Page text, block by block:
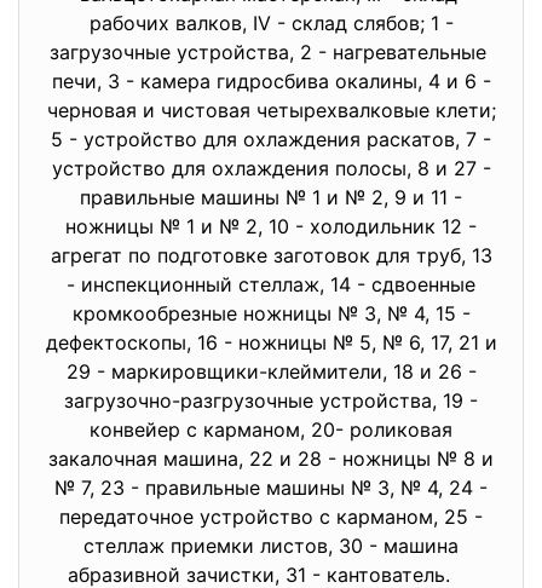
рабочих валков, IV - склад слябов; 1 -
загрузочные устройства, 2 - нагревательные
печи, 3 - камера гидросбива окалины, 4 и 6 -
черновая и чистовая четырехвалковые клети;
5 - устройство для охлаждения раскатов, 7 -
устройство для охлаждения полосы, 8 и 27 -
правильные машины № 1 и № 2, 9 и 11 -
ножницы № 1 и № 2, 10 - холодильник 12 -
агрегат по подготовке заготовок для труб, 13
- инспекционный стеллаж, 14 - сдвоенные
кромкообрезные ножницы № 3, № 4, 15 -
дефектоскопы, 16 - ножницы № 5, № 6, 17, 21 и
29 - маркировщики-клеймители, 18 и 26 -
загрузочно-разгрузочные устройства, 19 -
конвейер с карманом, 20- роликовая
закалочная машина, 22 и 28 - ножницы № 8 и
№ 7, 23 - правильные машины № 3, № 4, 24 -
передаточное устройство с карманом, 25 -
стеллаж приемки листов, 30 - машина
абразивной зачистки, 31 - кантователь.